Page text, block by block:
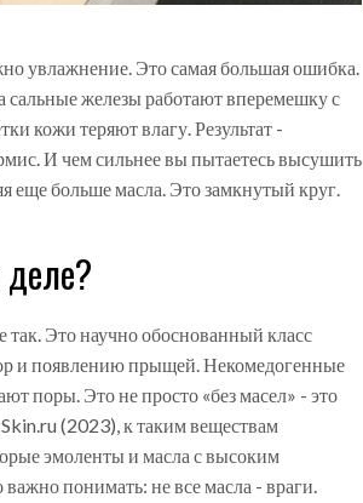
увлажнение. Это самая большая ошибка.
сальные железы работают вперемешку с
кожи теряют влагу. Результат -
И чем сильнее вы пытаетесь высушить
еще больше масла. Это замкнутый круг.
так. Это научно обоснованный класс
и появлению прыщей. Некомедогенные
поры. Это не просто «без масел» - это
(2023), к таким веществам
эмоленты и масла с высоким
понимать: не все масла - враги.